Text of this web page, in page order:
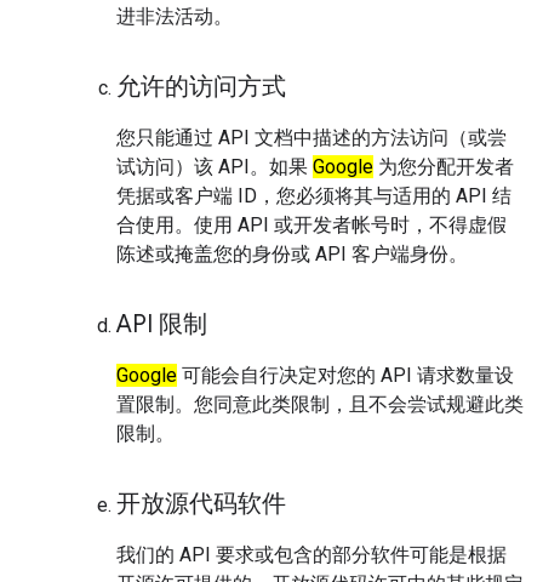
进非法活动。
允许的访问方式
您只能通过 API 文档中描述的方法访问（或尝
试访问）该 API。如果 Google 为您分配开发者
凭据或客户端 ID，您必须将其与适用的 API 结
合使用。使用 API 或开发者帐号时，不得虚假
陈述或掩盖您的身份或 API 客户端身份。
API 限制
Google 可能会自行决定对您的 API 请求数量设
置限制。您同意此类限制，且不会尝试规避此类
限制。
开放源代码软件
我们的 API 要求或包含的部分软件可能是根据